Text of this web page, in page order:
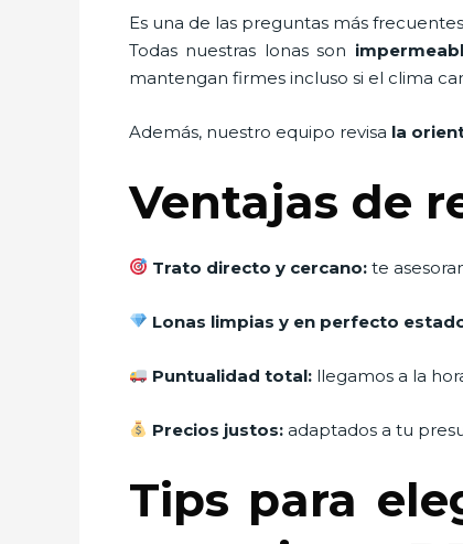
Es una de las preguntas más
Todas nuestras lonas son
mantengan firmes incluso si el clima
Además, nuestro equipo revisa la
Ventajas de
Trato directo y cercano: te
Lonas limpias y en perfecto
Puntualidad total: llegamos a la
Precios justos: adaptados a tu
Tips para